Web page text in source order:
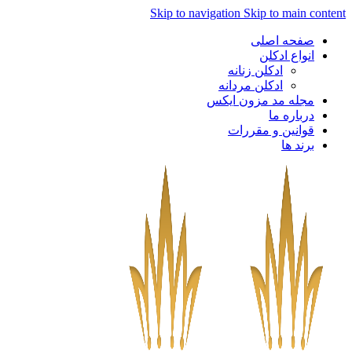
Skip to navigation Skip to main content
صفحه اصلی
انواع ادکلن
ادکلن زنانه
ادکلن مردانه
مجله مد مزون ایکس
درباره ما
قوانین و مقررات
برند ها